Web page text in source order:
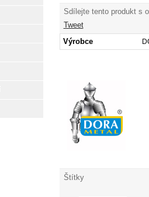
Sdílejte tento produkt s
Tweet
Výrobce
Štítky